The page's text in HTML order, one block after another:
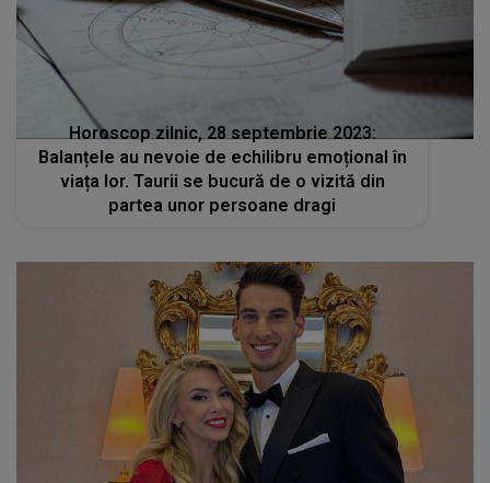
Horoscop zilnic, 28 septembrie 2023:
Balanțele au nevoie de echilibru emoțional în
viața lor. Taurii se bucură de o vizită din
partea unor persoane dragi